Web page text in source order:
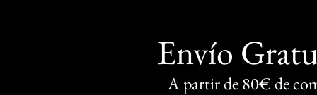
Envío
A partir de 80€ de